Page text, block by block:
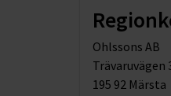
Ohlssons AB
Trävaruvägen
195 92 Märsta